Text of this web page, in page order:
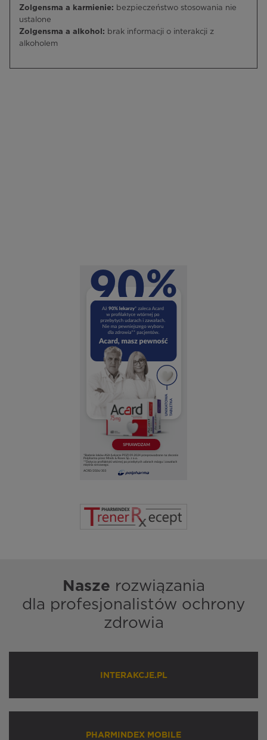
Zolgensma a karmienie: bezpieczeństwo stosowania nie
ustalone
Zolgensma a alkohol: brak informacji o interakcji z
alkoholem
Nasze rozwiązania
dla profesjonalistów ochrony
zdrowia
INTERAKCJE.PL
PHARMINDEX MOBILE